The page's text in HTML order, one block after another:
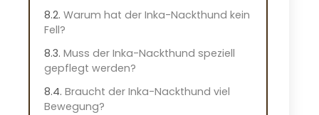
Warum hat der Inka-Nackthund kein
Fell?
Muss der Inka-Nackthund speziell
gepflegt werden?
Braucht der Inka-Nackthund viel
Bewegung?